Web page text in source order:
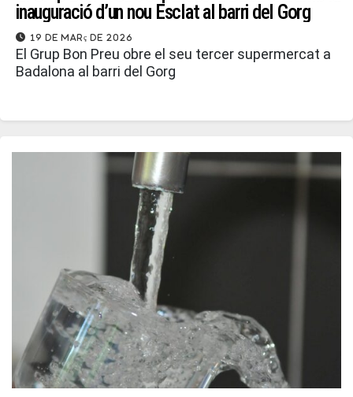
inauguració d’un nou Esclat al barri del Gorg
19 de març de 2026
El Grup Bon Preu obre el seu tercer supermercat a
Badalona al barri del Gorg